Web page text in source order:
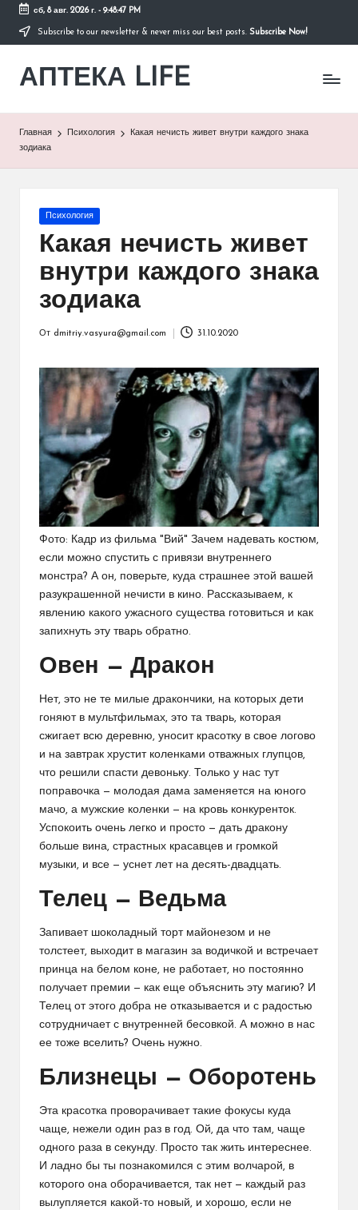
Перейти
содержимому
сб, 8 авг. 2026 г.- 9:48:47 PM
Subscribe to our newsletter & never miss our best posts. Subscribe Now!
АПТЕКА LIFE
сайт
Главная Психология
Какая нечисть живет внутри каждого знака
зодиака
Опубликовано
Психология
Какая нечисть живет
внутри каждого знака
зодиака
От dmitriy.vasyura@gmail.com 31.10.2020
Фото: Кадр из фильма "Вий" Зачем надевать костюм,
если можно спустить с привязи внутреннего
монстра? А он, поверьте, куда страшнее этой вашей
разукрашенной нечисти в кино. Рассказываем, к
явлению какого ужасного существа готовиться и как
запихнуть эту тварь обратно.
Овен — Дракон
Нет, это не те милые дракончики, на которых дети
гоняют в мультфильмах, это та тварь, которая
сжигает всю деревню, уносит красотку в свое логово
и на завтрак хрустит коленками отважных глупцов,
что решили спасти девоньку. Только у нас тут
поправочка — молодая дама заменяется на юного
мачо, а мужские коленки — на кровь конкуренток.
Успокоить очень легко и просто — дать дракону
больше вина, страстных красавцев и громкой
музыки, и все — уснет лет на десять-двадцать.
Телец — Ведьма
Запивает шоколадный торт майонезом и не
толстеет, выходит в магазин за водичкой и встречает
принца на белом коне, не работает, но постоянно
получает премии — как еще объяснить эту магию? И
Телец от этого добра не отказывается и с радостью
сотрудничает с внутренней бесовкой. А можно в нас
ее тоже вселить? Очень нужно.
Близнецы — Оборотень
Эта красотка проворачивает такие фокусы куда
чаще, нежели один раз в год. Ой, да что там, чаще
одного раза в секунду. Просто так жить интереснее.
И ладно бы ты познакомился с этим волчарой, в
которого она оборачивается, так нет — каждый раз
вылупляется какой-то новый, и хорошо, если не